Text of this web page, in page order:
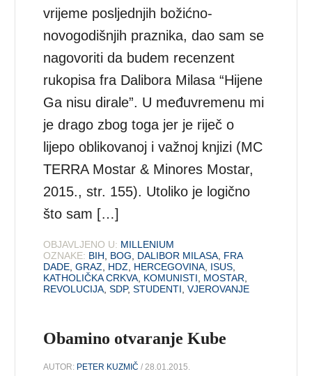
vrijeme posljednjih božićno-
novogodišnjih praznika, dao sam se
nagovoriti da budem recenzent
rukopisa fra Dalibora Milasa “Hijene
Ga nisu dirale”. U međuvremenu mi
je drago zbog toga jer je riječ o
lijepo oblikovanoj i važnoj knjizi (MC
TERRA Mostar & Minores Mostar,
2015., str. 155). Utoliko je logično
što sam […]
OBJAVLJENO U: MILLENIUM
OZNAKE: BIH, BOG, DALIBOR MILASA, FRA
DADE,GRAZ, HDZ, HERCEGOVINA, ISUS,
KATHOLIČKA CRKVA, KOMUNISTI, MOSTAR,
REVOLUCIJA,SDP,STUDENTI,VJEROVANJE
Obamino otvaranje Kube
AUTOR: PETER KUZMIČ / 28.01.2015.